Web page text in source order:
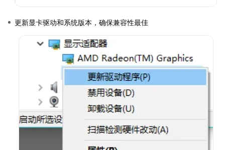
更新显卡驱动和系统版本，确保兼容性最佳